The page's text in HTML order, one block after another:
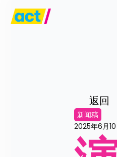
返回
新闻稿
2025年6月